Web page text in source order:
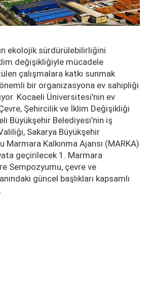
ekolojik sürdürülebilirliğini
değişikliğiyle mücadele
çalışmalara katkı sunmak
bir organizasyona ev sahipliği
Kocaeli Üniversitesi'nin ev
Şehircilik ve İklim Değişikliği
Büyükşehir Belediyesi'nin iş
Sakarya Büyükşehir
Marmara Kalkınma Ajansı (MARKA)
geçirilecek 1. Marmara
Sempozyumu, çevre ve
güncel başlıkları kapsamlı